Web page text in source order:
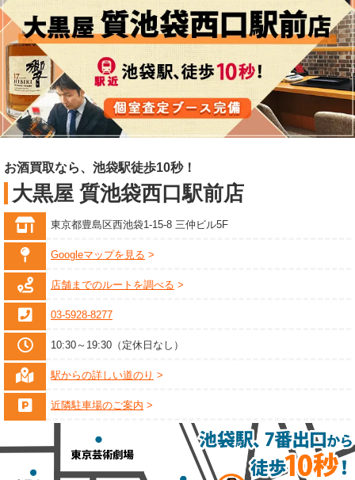
お酒買取なら、池袋駅徒歩10秒！
大黒屋 質池袋西口駅前店
東京都豊島区西池袋1-15-8 三仲ビル5F
Googleマップを見る
店舗までのルートを調べる
03-5928-8277
10:30～19:30（定休日なし）
駅からの詳しい道のり
近隣駐車場のご案内